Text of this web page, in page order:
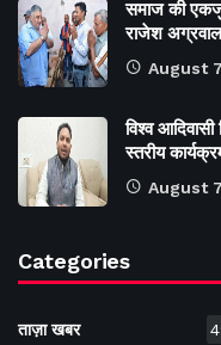
समाज की
राजेश अग्रवाल
August
विश्व
स्तरीय
August
Categories
ताज़ा खबर